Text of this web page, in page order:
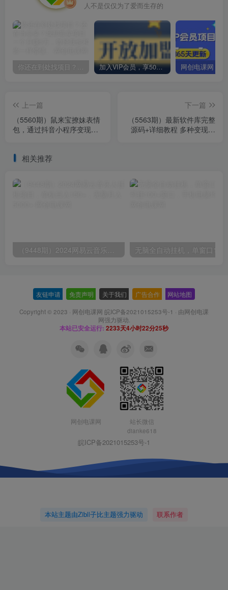
人不是仅仅为了爱而生存的
加入VIP会员，享50%的推广提成，免费学习多种网上创业课程，菜鸟秒变大神！
上一篇
（5560期）鼠来宝撩妹表情
包，通过抖音小程序变现，
下一篇
（5563期）最新软件库完整
源码+详细教程 多种变现模
相关推荐
友链申请 免责声明 关于我们 广告合作 网站地图
Copyright © 2023 · 网创电课网 皖ICP备2021015253号-1 · 由网创电课
网强力驱动.
本站已安全运行: 2233天4小时22分26秒
网创电课网
站长微信
dianke618
皖ICP备2021015253号-1
本站主题由Zibll子比主题强力驱动 联系作者